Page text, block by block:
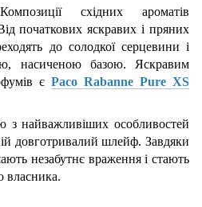
східних ароматів
початкових яскравих і пряних
до солодкої серцевини і
насиченою базою. Яскравим
є Paco Rabanne Pure XS
з найважливіших особливостей
довготривалий шлейф. Завдяки
незабутнє враження і стають
власника.